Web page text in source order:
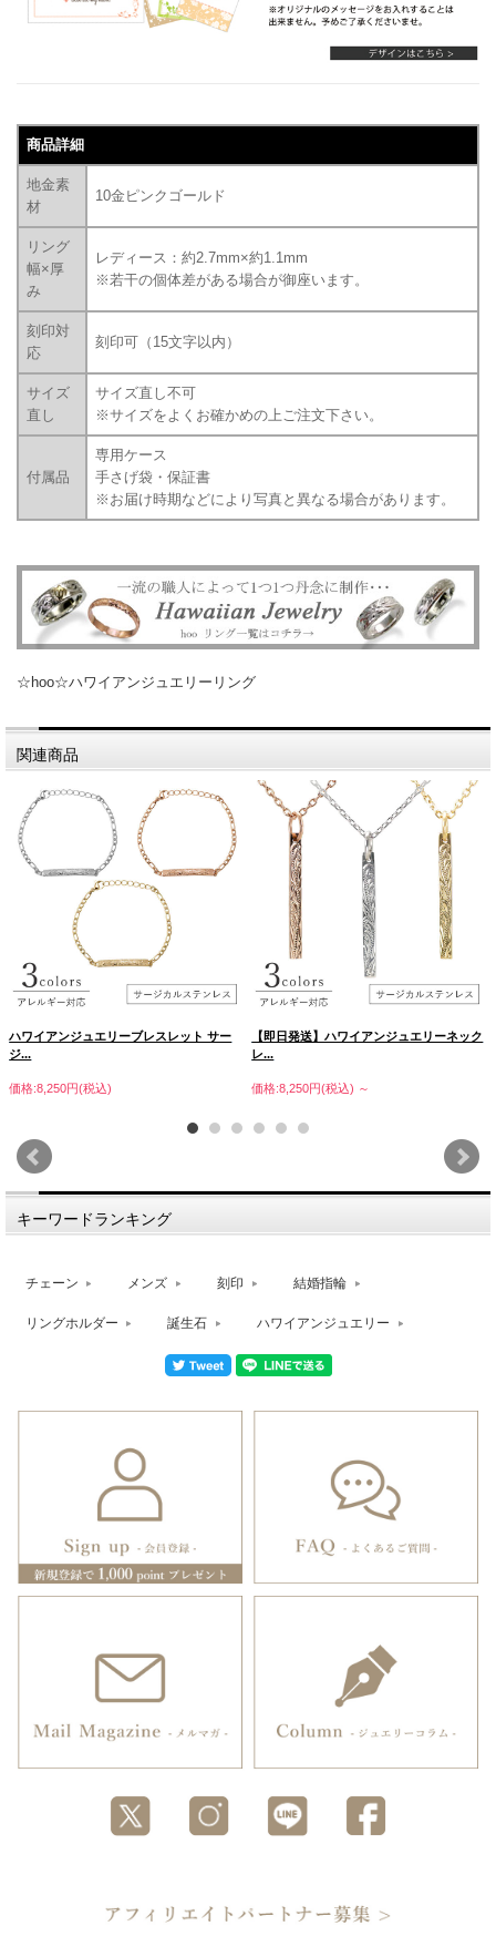
商品詳細
地金素
材
10金ピンクゴールド
リング
幅×厚
み
レディース：約2.7mm×約1.1mm
※若干の個体差がある場合が御座います。
刻印対
応
刻印可（15文字以内）
サイズ
直し
サイズ直し不可
※サイズをよくお確かめの上ご注文下さい。
付属品
専用ケース
手さげ袋・保証書
※お届け時期などにより写真と異なる場合があります。
☆hoo☆ハワイアンジュエリーリング
関連商品
ハワイアンジュエリーブレスレット サー
ジ...
価格:8,250円(税込)
【即日発送】ハワイアンジュエリーネック
レ...
価格:8,250円(税込) ～
キーワードランキング
チェーン メンズ 刻印 結婚指輪
リングホルダー 誕生石 ハワイアンジュエリー